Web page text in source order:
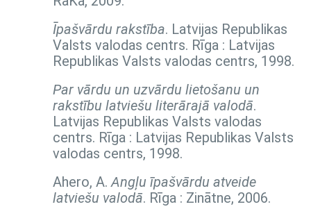
Īpašvārdu rakstība. Latvijas Republikas
Valsts valodas centrs. Rīga : Latvijas
Republikas Valsts valodas centrs, 1998.
Par vārdu un uzvārdu lietošanu un
rakstību latviešu literārajā valodā.
Latvijas Republikas Valsts valodas
centrs. Rīga : Latvijas Republikas Valsts
valodas centrs, 1998.
Ahero, A.Angļu īpašvārdu atveide
latviešu valodā. Rīga : Zinātne, 2006.